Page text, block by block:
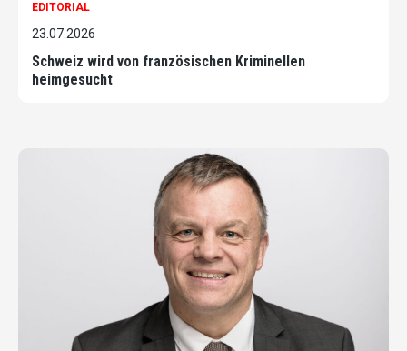
EDITORIAL
23.07.2026
Schweiz wird von französischen Kriminellen
heimgesucht